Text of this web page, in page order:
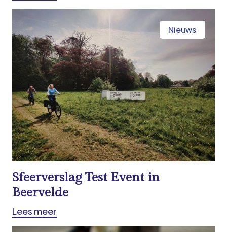
Nieuws
Sfeerverslag Test Event in
Beervelde
Lees meer